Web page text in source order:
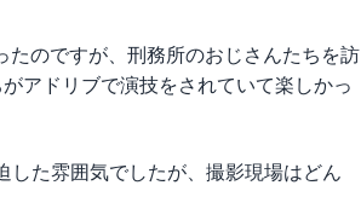
たのですが、刑務所のおじさんたちを訪
アドリブで演技をされていて楽しかっ
した雰囲気でしたが、撮影現場はどん